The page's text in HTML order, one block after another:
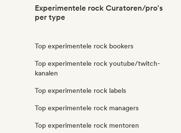
Experimentele rock Curatoren/pro's
per type
Top experimentele rock bookers
Top experimentele rock youtube/twitch-
kanalen
Top experimentele rock labels
Top experimentele rock managers
Top experimentele rock mentoren